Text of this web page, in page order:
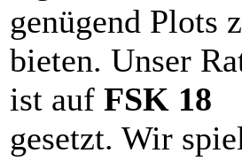
genügend Plots
bieten. Unser
ist auf FSK 18
gesetzt. Wir